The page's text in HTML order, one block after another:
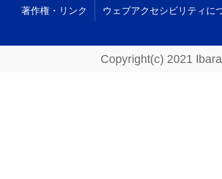
著作権・リンク ウェブアクセシビリティに
Copyright(c) 2021